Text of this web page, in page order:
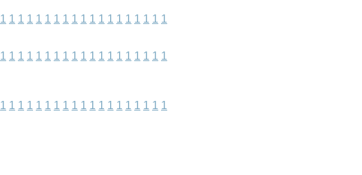
1 1 1 1 1 1 1 1 1 1 1 1 1 1 1 1 1 1 1
1 1 1 1 1 1 1 1 1 1 1 1 1 1 1 1 1 1 1
1 1 1 1 1 1 1 1 1 1 1 1 1 1 1 1 1 1 1